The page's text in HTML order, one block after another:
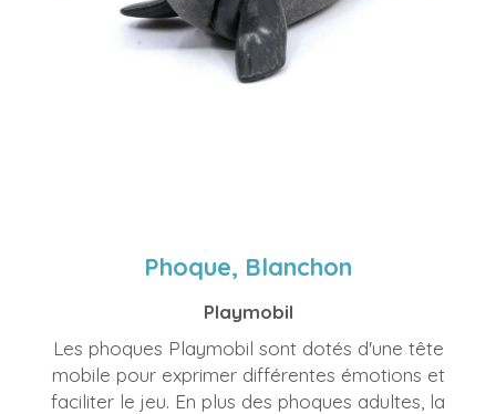
Phoque, Blanchon
Playmobil
Les phoques Playmobil sont dotés d'une tête
mobile pour exprimer différentes émotions et
faciliter le jeu. En plus des phoques adultes, la